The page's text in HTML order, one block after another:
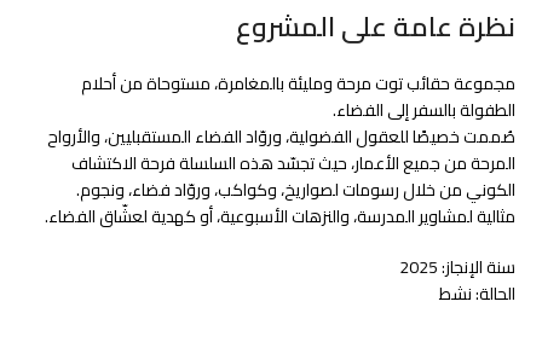
نظرة عامة على المشروع
مجموعة حقائب توت مرحة ومليئة بالمغامرة، مستوحاة من أحلام
الطفولة بالسفر إلى الفضاء.
صُممت خصيصًا للعقول الفضولية، وروّاد الفضاء المستقبليين، والأرواح
المرحة من جميع الأعمار، حيث تجسّد هذه السلسلة فرحة الاكتشاف
الكوني من خلال رسومات لصواريخ، وكواكب، وروّاد فضاء، ونجوم.
مثالية لمشاوير المدرسة، والنزهات الأسبوعية، أو كهدية لعشّاق الفضاء.
سنة الإنجاز: 2025
الحالة: نشط